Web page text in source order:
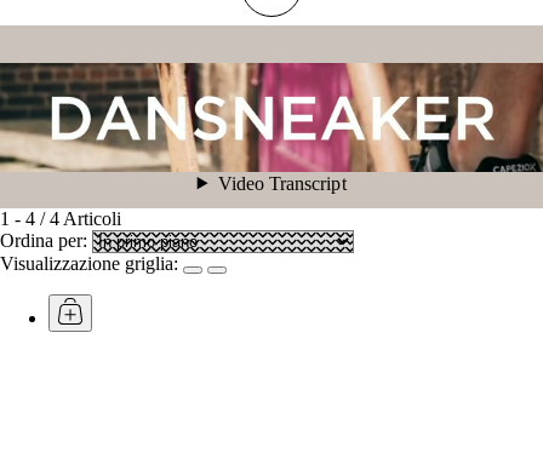
1 - 4 / 4 Articoli
Ordina per:
Visualizzazione griglia: